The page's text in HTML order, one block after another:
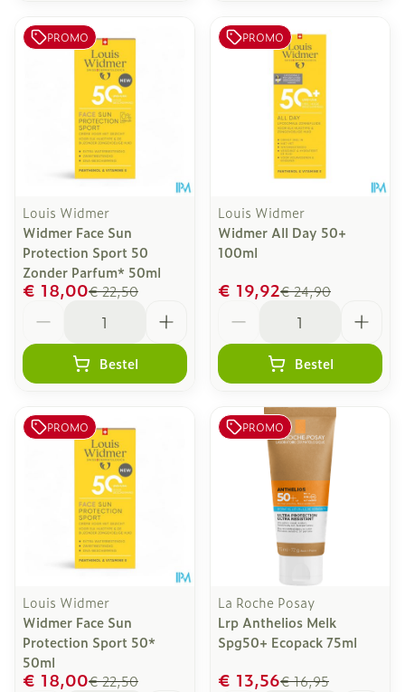
PROMO
Louis Widmer
Widmer Face Sun
Protection Sport 50
Zonder Parfum* 50ml
€ 22,50
€ 18,00
Bestel
PROMO
Louis Widmer
Widmer All Day 50+
100ml
€ 24,90
€ 19,92
Bestel
PROMO
Louis Widmer
Widmer Face Sun
Protection Sport 50*
50ml
€ 22,50
€ 18,00
PROMO
La Roche Posay
Lrp Anthelios Melk
Spg50+ Ecopack 75ml
€ 16,95
€ 13,56